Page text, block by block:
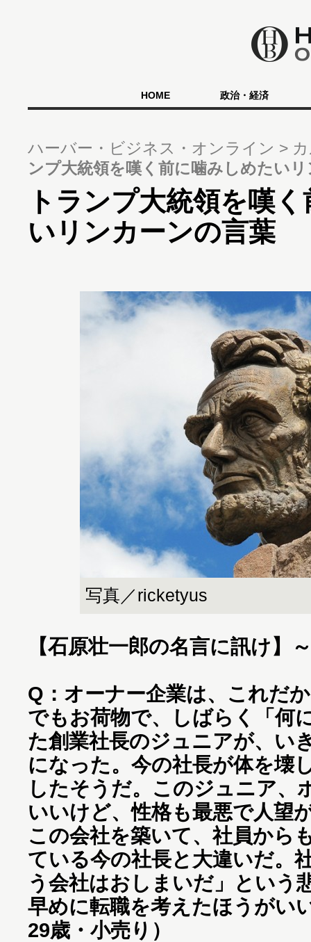
HOME 政治・経済
ハーバー・ビジネス・オンライン
ンプ大統領を嘆く前に噛みしめたい
トランプ大統領を嘆
いリンカーンの言葉
写真／ricketyus
【石原壮一郎の名言に訊け】
Q：オーナー企業は、これだ
でもお荷物で、しばらく「何
た創業社長のジュニアが、い
になった。今の社長が体を壊
したそうだ。このジュニア、
いいけど、性格も最悪で人望
この会社を築いて、社員から
ている今の社長と大違いだ。
う会社はおしまいだ」という
早めに転職を考えたほうがい
29歳・小売り）